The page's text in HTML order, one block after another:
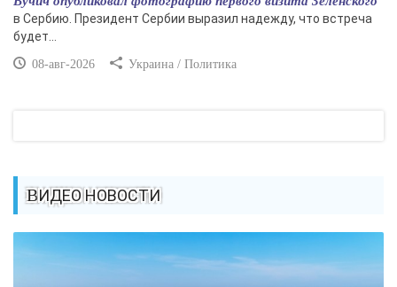
в Сербию. Президент Сербии выразил надежду, что встреча
будет...
08-авг-2026 Украина / Политика
ВИДЕО НОВОСТИ